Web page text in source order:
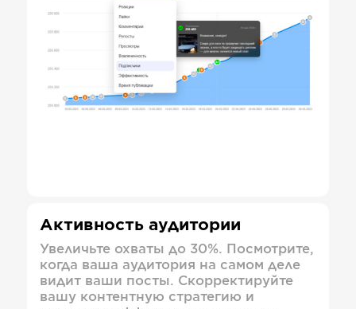
Активность аудитории
Увеличьте охваты до 30%. Посмотрите,
когда ваша аудитория на самом деле
видит ваши посты. Скорректируйте
вашу контентную стратегию и